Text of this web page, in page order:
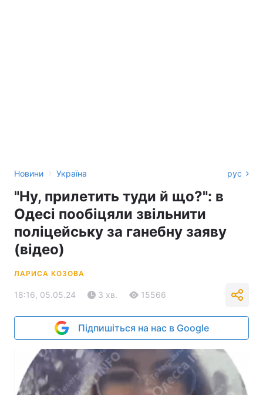
Новини › Україна рус
"Ну, прилетить туди й що?": в
Одесі пообіцяли звільнити
поліцейську за ганебну заяву
(відео)
ЛАРИСА КОЗОВА
18:16, 05.05.24 3 хв. 15566
Підпишіться на нас в Google